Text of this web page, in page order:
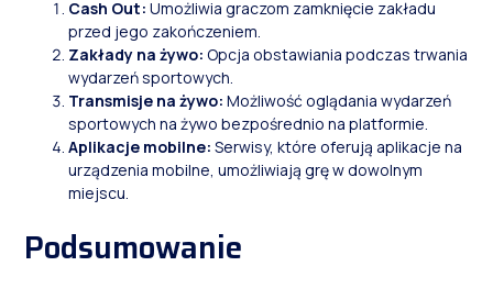
Cash Out: Umożliwia graczom zamknięcie zakładu
przed jego zakończeniem.
Zakłady na żywo: Opcja obstawiania podczas trwania
wydarzeń sportowych.
Transmisje na żywo: Możliwość oglądania wydarzeń
sportowych na żywo bezpośrednio na platformie.
Aplikacje mobilne: Serwisy, które oferują aplikacje na
urządzenia mobilne, umożliwiają grę w dowolnym
miejscu.
Podsumowanie